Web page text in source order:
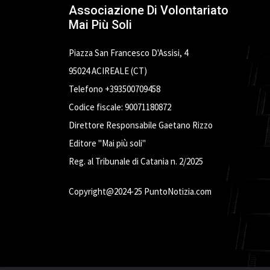
Associazione Di Volontariato
Mai Più Soli
Piazza San Francesco D'Assisi, 4
95024 ACIREALE (CT)
Telefono +393500709458
Codice fiscale: 90071180872
Direttore Responsabile Gaetano Rizzo
Editore "Mai più soli"
Reg. al Tribunale di Catania n. 2/2025
Copyright@2024-25 PuntoNotizia.com